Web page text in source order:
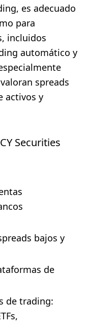
es adecuado
para
incluidos
automático y
spreads
activos y
Securities
bajos y
de
de trading: